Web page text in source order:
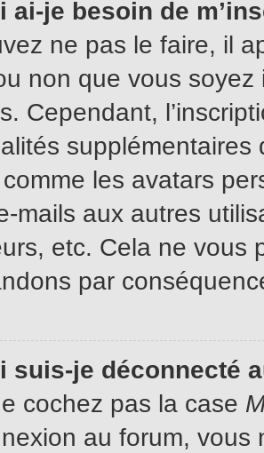
ai-je besoin de
ne pas le faire, il
non que vous
Cependant,
les avatars
mails aux autres
etc. Cela ne vous
par
suis-je déconnecté
cochez pas la case
au forum,